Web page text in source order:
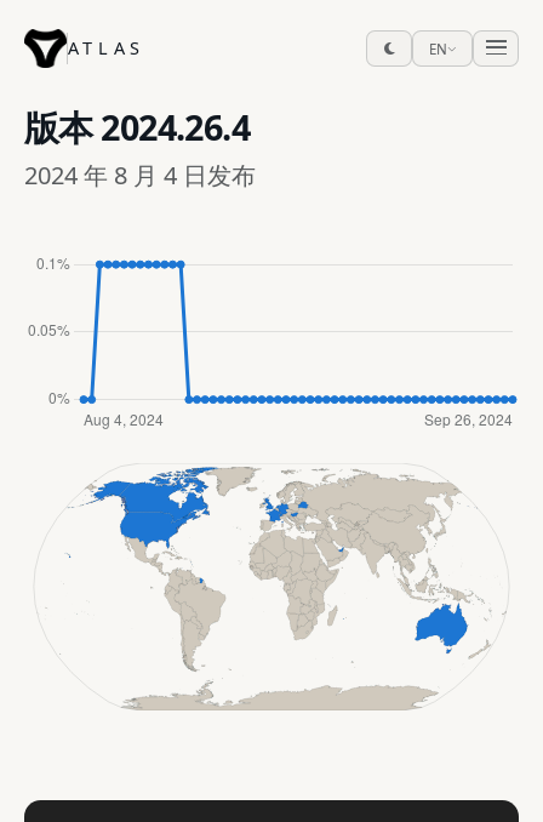
ATLAS EN
版本2024.26.4
2024 年 8 月 4 日发布